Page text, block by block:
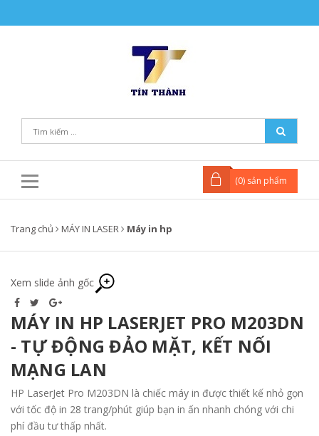
(0) sản phẩm
Trang chủ MÁY IN LASER Máy in hp
Xem slide ảnh gốc
MÁY IN HP LASERJET PRO M203DN
- TỰ ĐỘNG ĐẢO MẶT, KẾT NỐI
MẠNG LAN
HP LaserJet Pro M203DN là chiếc máy in được thiết kế nhỏ gọn
với tốc độ in 28 trang/phút giúp bạn in ấn nhanh chóng với chi
phí đầu tư thấp nhất.